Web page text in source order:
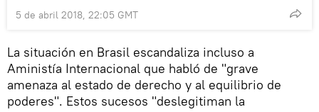
5 de abril 2018, 22:05 GMT
La situación en Brasil escandaliza incluso a
Aministía Internacional que habló de "grave
amenaza al estado de derecho y al equilibrio de
poderes". Estos sucesos "deslegitiman la